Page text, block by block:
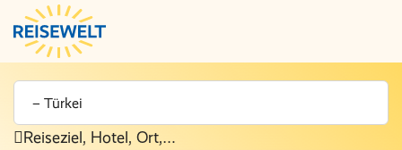
Reiseziel, Hotel, Ort,…